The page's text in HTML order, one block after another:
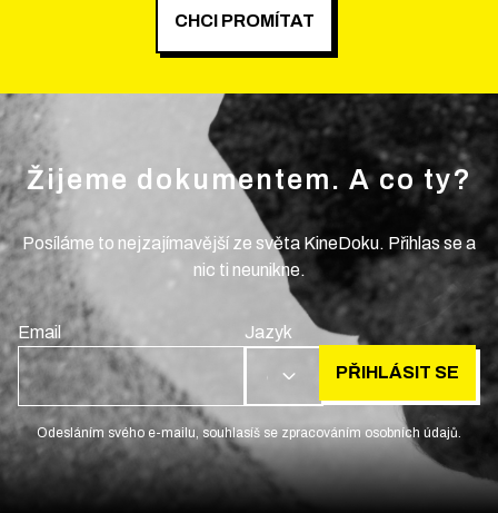
CHCI PROMÍTAT
Žijeme dokumentem. A co ty?
Posíláme to nejzajímavější ze světa KineDoku. Přihlas se a
nic ti neunikne.
Email Jazyk
CS PŘIHLÁSIT SE
Odesláním svého e-mailu, souhlasíš se zpracováním osobních údajů.